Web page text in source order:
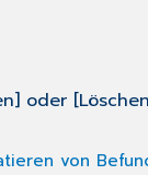
oder
von